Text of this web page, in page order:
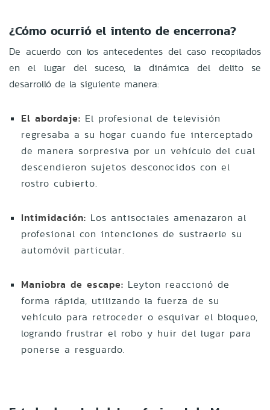
¿Cómo ocurrió el intento de encerrona?
De acuerdo con los antecedentes del caso recopilados
en el lugar del suceso, la dinámica del delito se
desarrolló de la siguiente manera:
El abordaje: El profesional de televisión
regresaba a su hogar cuando fue interceptado
de manera sorpresiva por un vehículo del cual
descendieron sujetos desconocidos con el
rostro cubierto.
Intimidación: Los antisociales amenazaron al
profesional con intenciones de sustraerle su
automóvil particular.
Maniobra de escape: Leyton reaccionó de
forma rápida, utilizando la fuerza de su
vehículo para retroceder o esquivar el bloqueo,
logrando frustrar el robo y huir del lugar para
ponerse a resguardo.